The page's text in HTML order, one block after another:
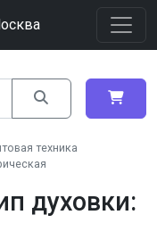
техника
духовки: